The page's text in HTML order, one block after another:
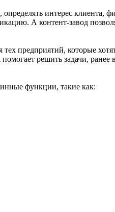
интерес
А контент-завод
предприятий, которые
решить задачи,
функции, такие как: